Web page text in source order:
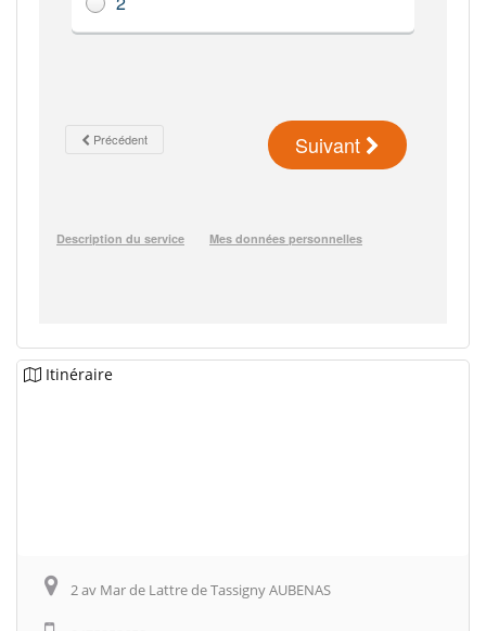
Itinéraire
2 av Mar de Lattre de Tassigny AUBENAS